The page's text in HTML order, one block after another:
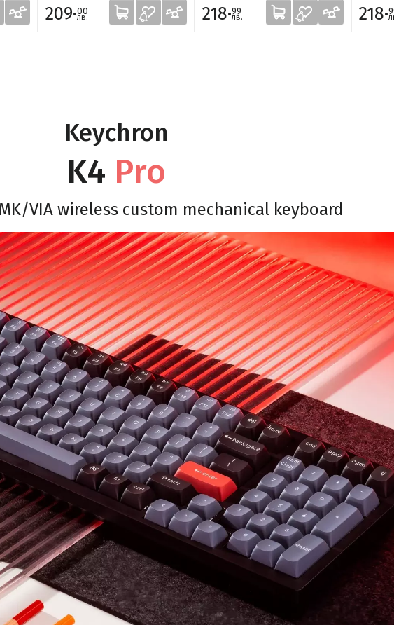
209·00
лв. 218·99
лв. 218·
Keychron
K4 Pro
VIA wireless custom mechanical keyboard